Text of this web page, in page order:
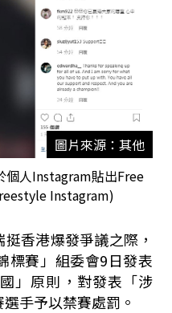
圖片來源：其他
個人Instagram貼出Free
Instagram)
香港爆發爭議之際，
標賽」組委會9日發表
」原則，對發表「涉
手予以禁賽處罰。